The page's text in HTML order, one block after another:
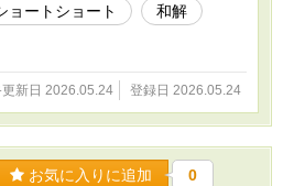
ョートショート
和解
新日 2026.05.24 登録日 2026.05.24
お気に入りに追加 0